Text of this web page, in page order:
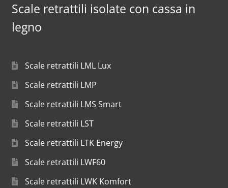
Scale retrattili isolate con cassa in
legno
Scale retrattili LML Lux
Scale retrattili LMP
Scale retrattili LMS Smart
Scale retrattili LST
Scale retrattili LTK Energy
Scale retrattili LWF60
Scale retrattili LWK Komfort